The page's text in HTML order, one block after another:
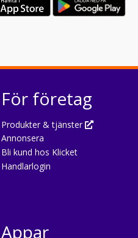
För företag
Produkter & tjänster
Annonsera
Bli kund hos Klicket
Handlarlogin
Appar